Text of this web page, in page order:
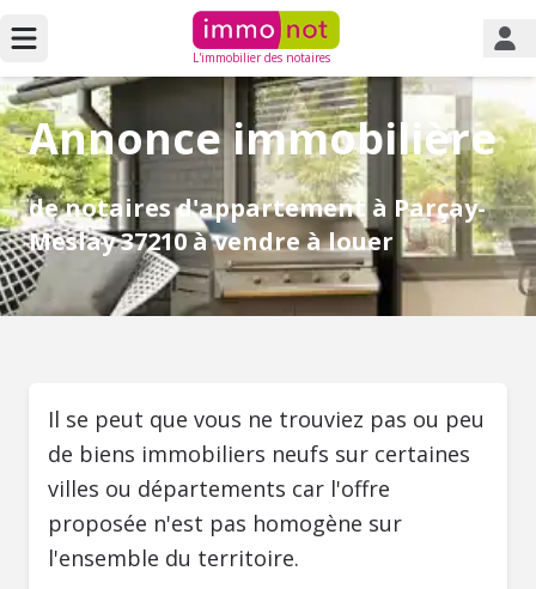
L'immobilier des notaires
Annonce immobilière
de notaires d'appartement à Parçay-
Meslay 37210 à vendre à louer
Il se peut que vous ne trouviez pas ou peu
de biens immobiliers neufs sur certaines
villes ou départements car l'offre
proposée n'est pas homogène sur
l'ensemble du territoire.